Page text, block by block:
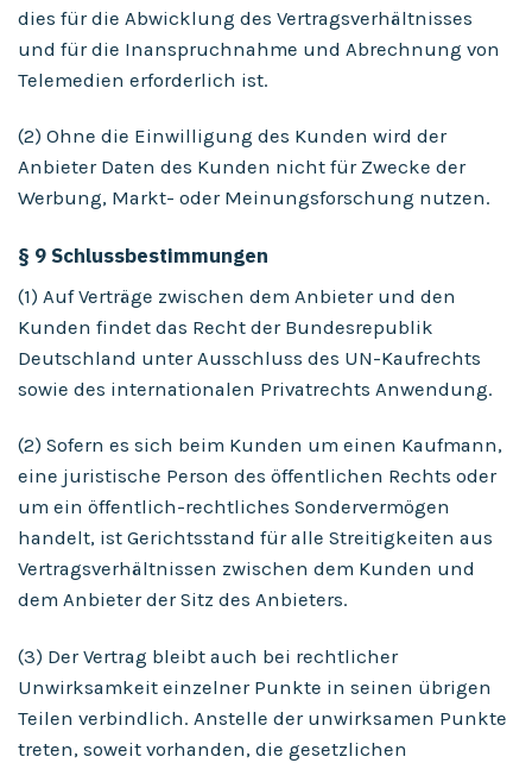
dies für die Abwicklung des Vertragsverhältnisses
und für die Inanspruchnahme und Abrechnung von
Telemedien erforderlich ist.
(2) Ohne die Einwilligung des Kunden wird der
Anbieter Daten des Kunden nicht für Zwecke der
Werbung, Markt- oder Meinungsforschung nutzen.
§ 9 Schlussbestimmungen
(1) Auf Verträge zwischen dem Anbieter und den
Kunden findet das Recht der Bundesrepublik
Deutschland unter Ausschluss des UN-Kaufrechts
sowie des internationalen Privatrechts Anwendung.
(2) Sofern es sich beim Kunden um einen Kaufmann,
eine juristische Person des öffentlichen Rechts oder
um ein öffentlich-rechtliches Sondervermögen
handelt, ist Gerichtsstand für alle Streitigkeiten aus
Vertragsverhältnissen zwischen dem Kunden und
dem Anbieter der Sitz des Anbieters.
(3) Der Vertrag bleibt auch bei rechtlicher
Unwirksamkeit einzelner Punkte in seinen übrigen
Teilen verbindlich. Anstelle der unwirksamen Punkte
treten, soweit vorhanden, die gesetzlichen